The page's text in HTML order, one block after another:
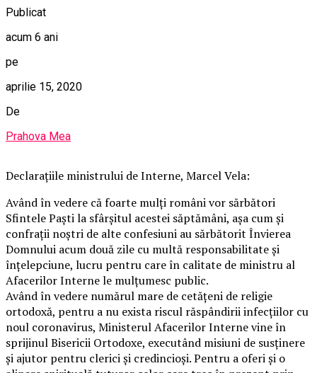
Publicat
acum 6 ani
pe
aprilie 15, 2020
De
Prahova Mea
Declarațiile ministrului de Interne, Marcel Vela:
Având în vedere că foarte mulți români vor sărbători
Sfintele Paști la sfârșitul acestei săptămâni, așa cum și
confrații noștri de alte confesiuni au sărbătorit Învierea
Domnului acum două zile cu multă responsabilitate și
înțelepciune, lucru pentru care în calitate de ministru al
Afacerilor Interne le mulțumesc public.
Având în vedere numărul mare de cetățeni de religie
ortodoxă, pentru a nu exista riscul răspândirii infecțiilor cu
noul coronavirus, Ministerul Afacerilor Interne vine în
sprijinul Bisericii Ortodoxe, executând misiuni de susținere
și ajutor pentru clerici și credincioși. Pentru a oferi și o